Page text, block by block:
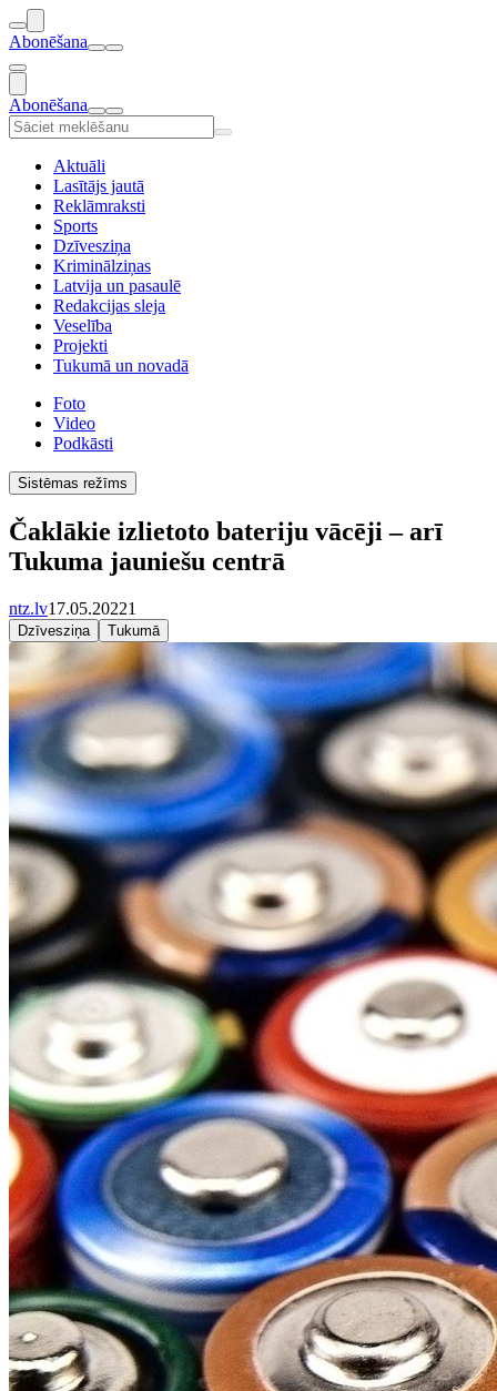
Abonēšana
Abonēšana
Aktuāli
Lasītājs jautā
Reklāmraksti
Sports
Dzīvesziņa
Kriminālziņas
Latvija un pasaulē
Redakcijas sleja
Veselība
Projekti
Tukumā un novadā
Foto
Video
Podkāsti
Sistēmas režīms
Čaklākie izlietoto bateriju vācēji – arī
Tukuma jauniešu centrā
ntz.lv17.05.20221
Dzīvesziņa Tukumā